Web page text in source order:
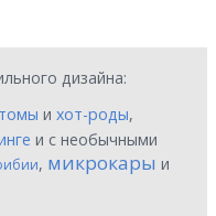
дизайна:
и хот-роды,
и с необычными
, микрокары и